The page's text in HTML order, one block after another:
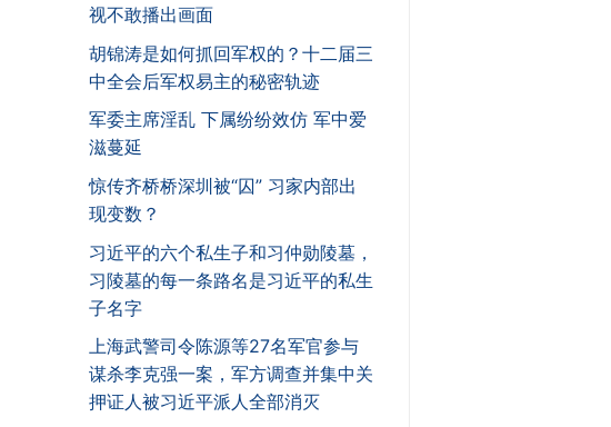
视不敢播出画面
胡锦涛是如何抓回军权的？十二届三
中全会后军权易主的秘密轨迹
军委主席淫乱 下属纷纷效仿 军中爱
滋蔓延
惊传齐桥桥深圳被“囚” 习家内部出
现变数？
习近平的六个私生子和习仲勋陵墓，
习陵墓的每一条路名是习近平的私生
子名字
上海武警司令陈源等27名军官参与
谋杀李克强一案，军方调查并集中关
押证人被习近平派人全部消灭